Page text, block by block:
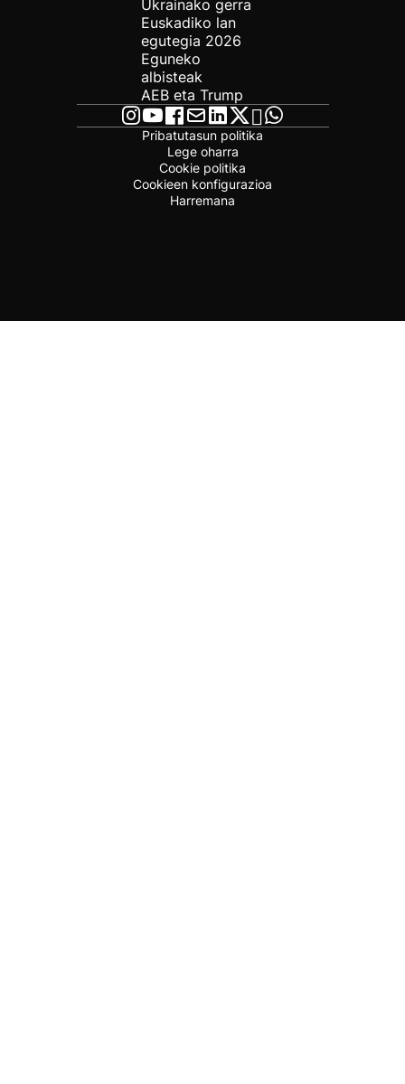
Ukrainako gerra
Euskadiko lan
egutegia 2026
Eguneko
albisteak
AEB eta Trump
Pribatutasun politika
Lege oharra
Cookie politika
Cookieen konfigurazioa
Harremana